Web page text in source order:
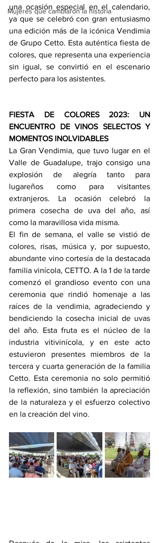
Mujeres que cambiaron la historia
una ocasión especial en el calendario,
ya que se celebró con gran entusiasmo
una edición más de la icónica Vendimia
de Grupo Cetto. Esta auténtica fiesta de
colores, que representa una experiencia
sin igual, se convirtió en el escenario
perfecto para los asistentes.
FIESTA DE COLORES 2023: UN
ENCUENTRO DE VINOS SELECTOS Y
MOMENTOS INOLVIDABLES
La Gran Vendimia, que tuvo lugar en el
Valle de Guadalupe, trajo consigo una
explosión de alegría tanto para
lugareños como para visitantes
extranjeros. La ocasión celebró la
primera cosecha de uva del año, así
como la maravillosa vida misma.
El fin de semana, el valle se vistió de
colores, risas, música y, por supuesto,
abundante vino cortesía de la destacada
familia vinícola, CETTO. A la 1 de la tarde
comenzó el grandioso evento con una
ceremonia que rindió homenaje a las
raíces de la vendimia, agradeciendo y
bendiciendo la cosecha inicial de uvas
del año. Esta fruta es el núcleo de la
industria vitivinícola, y en este acto
estuvieron presentes miembros de la
tercera y cuarta generación de la familia
Cetto. Esta ceremonia no solo permitió
la reflexión, sino también la apreciación
de la naturaleza y el esfuerzo colectivo
en la creación del vino.